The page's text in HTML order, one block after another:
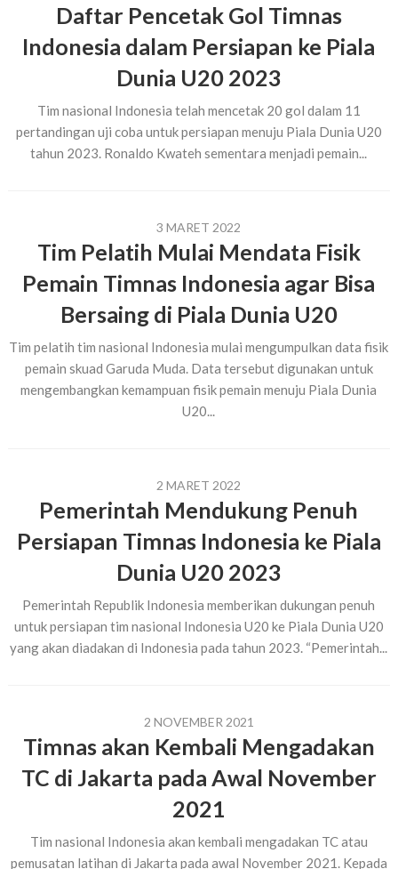
Daftar Pencetak Gol Timnas
Indonesia dalam Persiapan ke Piala
Dunia U20 2023
Tim nasional Indonesia telah mencetak 20 gol dalam 11
pertandingan uji coba untuk persiapan menuju Piala Dunia U20
tahun 2023. Ronaldo Kwateh sementara menjadi pemain...
3 MARET 2022
Tim Pelatih Mulai Mendata Fisik
Pemain Timnas Indonesia agar Bisa
Bersaing di Piala Dunia U20
Tim pelatih tim nasional Indonesia mulai mengumpulkan data fisik
pemain skuad Garuda Muda. Data tersebut digunakan untuk
mengembangkan kemampuan fisik pemain menuju Piala Dunia
U20...
2 MARET 2022
Pemerintah Mendukung Penuh
Persiapan Timnas Indonesia ke Piala
Dunia U20 2023
Pemerintah Republik Indonesia memberikan dukungan penuh
untuk persiapan tim nasional Indonesia U20 ke Piala Dunia U20
yang akan diadakan di Indonesia pada tahun 2023. “Pemerintah...
2 NOVEMBER 2021
Timnas akan Kembali Mengadakan
TC di Jakarta pada Awal November
2021
Tim nasional Indonesia akan kembali mengadakan TC atau
pemusatan latihan di Jakarta pada awal November 2021. Kepada